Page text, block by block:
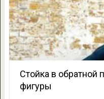
Стойка в обратной
фигуры